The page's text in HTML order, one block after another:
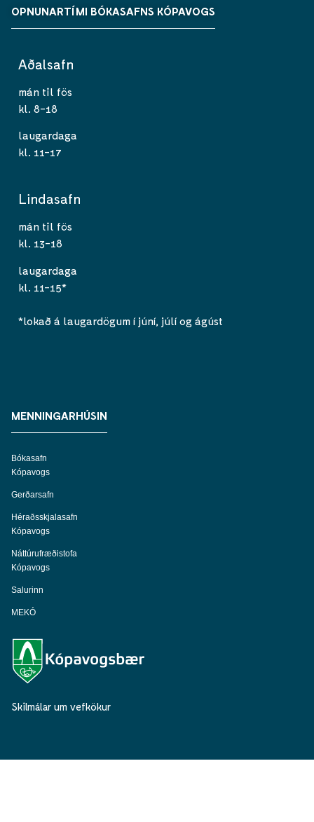
OPNUNARTÍMI BÓKASAFNS KÓPAVOGS
Aðalsafn
mán til fös
kl. 8-18
laugardaga
kl. 11-17
Lindasafn
mán til fös
kl. 13-18
laugardaga
kl. 11-15*
*lokað á laugardögum í júní, júlí og ágúst
MENNINGARHÚSIN
Bókasafn
Kópavogs
Gerðarsafn
Héraðsskjalasafn
Kópavogs
Náttúrufræðistofa
Kópavogs
Salurinn
MEKÓ
Skilmálar um vefkökur